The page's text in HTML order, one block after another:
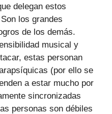
delegan estos
los grandes
de los demás.
musical y
estas personan
(por ello se
a estar mucho por
sincronizadas
personas son débiles